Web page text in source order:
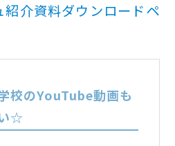
介資料ダウンロードペ
校のYouTube動画も
☆